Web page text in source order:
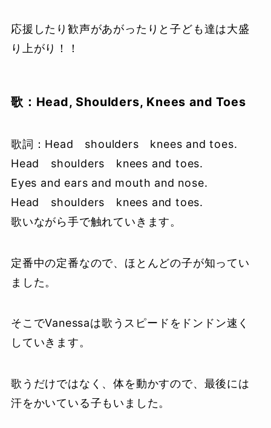
応援したり歓声があがったりと子ども達は大盛
り上がり！！
歌：Head, Shoulders, Knees and Toes
歌詞：Head shoulders knees and toes.
Head shoulders knees and toes.
Eyes and ears and mouth and nose.
Head shoulders knees and toes.
歌いながら手で触れていきます。
定番中の定番なので、ほとんどの子が知ってい
ました。
そこでVanessaは歌うスピードをドンドン速く
していきます。
歌うだけではなく、体を動かすので、最後には
汗をかいている子もいました。